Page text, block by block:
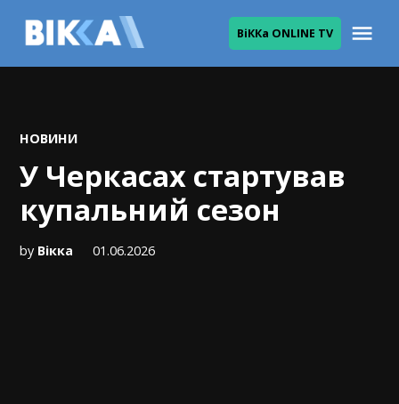
ВіККа ONLINE TV
POSTED
НОВИНИ
У Черкасах стартував
купальний сезон
by Вікка 01.06.2026